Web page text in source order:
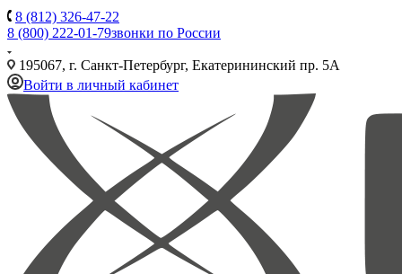
8 (812) 326-47-22
8 (800) 222-01-79звонки по России
195067, г. Санкт-Петербург, Екатерининский пр. 5А
Войти в личный кабинет